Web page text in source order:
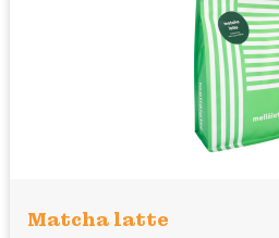
Matcha latte